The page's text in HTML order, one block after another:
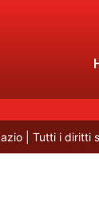
| Tutti i diritti